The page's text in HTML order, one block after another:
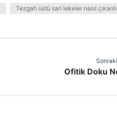
Tezgah üstü sarı lekeler nasıl
Ofitik Doku